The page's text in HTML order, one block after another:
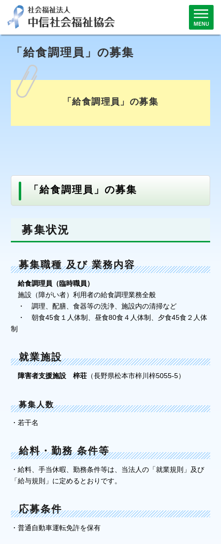
「給食調理員」の募集
「給食調理員」の募集
「給食調理員」の募集
募集状況
募集職種 及び 業務内容
給食調理員（臨時職員）
施設（障がい者）利用者の給食調理業務全般
・ 調理、配膳、食器等の洗浄、施設内の清掃など
・ 朝食45食１人体制、昼食80食４人体制、夕食45食２人体
制
就業施設
障害者支援施設 梓荘 （長野県松本市梓川梓5055-5）
募集人数
・若干名
給料・勤務条件等
・給料、手当休暇、勤務条件等は、当法人の「就業規則」及び
「給与規則」に定めるとおりです。
応募条件
・普通自動車運転免許を保有